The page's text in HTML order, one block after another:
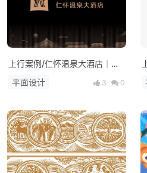
上行案例/仁怀温泉大酒店｜品
牌视觉形象设计
平面设计 3 0